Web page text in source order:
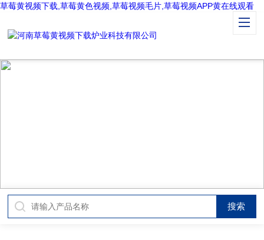
草莓黄视频下载,草莓黄色视频,草莓视频毛片,草莓视频APP黄在线观看